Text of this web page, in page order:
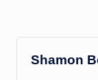
Shamon